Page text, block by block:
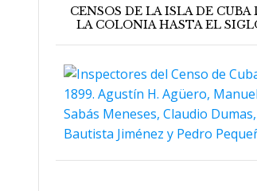
CENSOS DE LA ISLA DE CUBA
LA COLONIA HASTA EL